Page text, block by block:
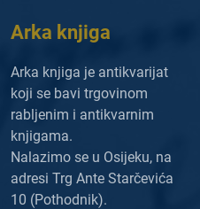
Arka knjiga
Arka knjiga je antikvarijat
koji se bavi trgovinom
rabljenim i antikvarnim
knjigama.
Nalazimo se u Osijeku, na
adresi Trg Ante Starčevića
10 (Pothodnik).